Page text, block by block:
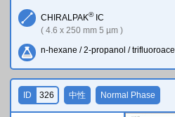
CHIRALPAK®IC
( 4.6 x 250 mm 5 µm )
n-hexane / 2-propanol /
ID 326 中性 Normal Phase